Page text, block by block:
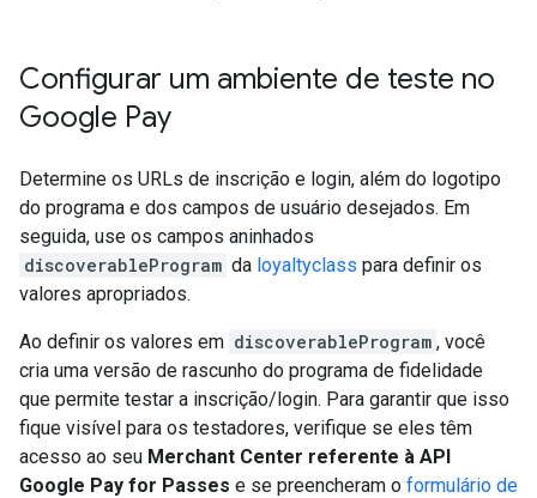
Configurar um ambiente de teste no
Google Pay
Determine os URLs de inscrição e login, além do logotipo
do programa e dos campos de usuário desejados. Em
seguida, use os campos aninhados
discoverableProgram da loyaltyclass para definir os
valores apropriados.
Ao definir os valores em discoverableProgram , você
cria uma versão de rascunho do programa de fidelidade
que permite testar a inscrição/login. Para garantir que isso
fique visível para os testadores, verifique se eles têm
acesso ao seu Merchant Center referente à API
Google Pay for Passes e se preencheram o formulário de